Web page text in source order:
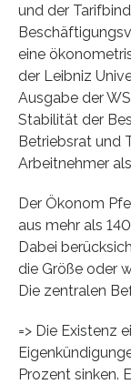
und der
eine
der Leibniz
Ausgabe der
Stabilität der
Betriebsrat und
Arbeitnehmer
Der Ökonom
aus mehr als
Dabei
die Größe oder
Die zentralen
=> Die Existenz
Prozent sinken.